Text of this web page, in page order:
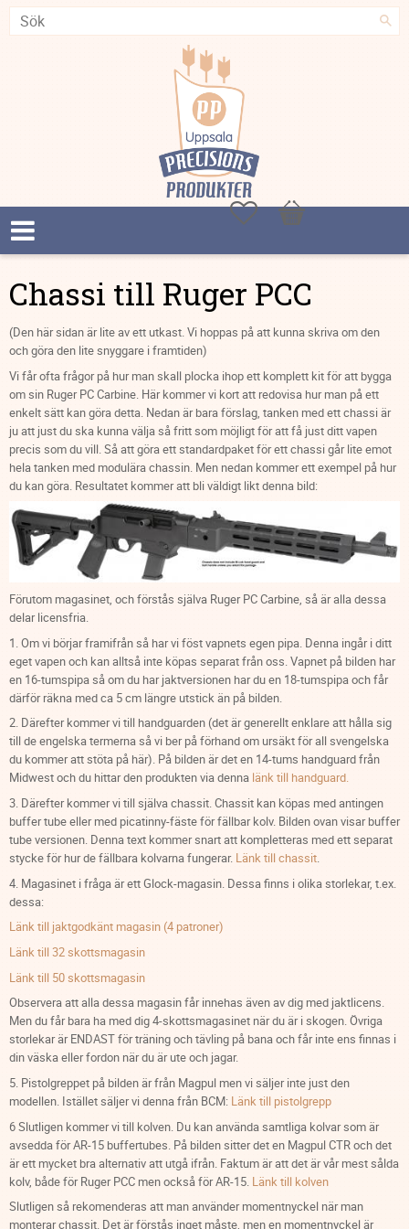
FavoriterKundvagn
Chassi till Ruger PCC
(Den här sidan är lite av ett utkast. Vi hoppas på att kunna skriva om den
och göra den lite snyggare i framtiden)
Vi får ofta frågor på hur man skall plocka ihop ett komplett kit för att bygga
om sin Ruger PC Carbine. Här kommer vi kort att redovisa hur man på ett
enkelt sätt kan göra detta. Nedan är bara förslag, tanken med ett chassi är
ju att just du ska kunna välja så fritt som möjligt för att få just ditt vapen
precis som du vill. Så att göra ett standardpaket för ett chassi går lite emot
hela tanken med modulära chassin. Men nedan kommer ett exempel på hur
du kan göra. Resultatet kommer att bli väldigt likt denna bild:
Förutom magasinet, och förstås själva Ruger PC Carbine, så är alla dessa
delar licensfria.
1. Om vi börjar framifrån så har vi föst vapnets egen pipa. Denna ingår i ditt
eget vapen och kan alltså inte köpas separat från oss. Vapnet på bilden har
en 16-tumspipa så om du har jaktversionen har du en 18-tumspipa och får
därför räkna med ca 5 cm längre utstick än på bilden.
2. Därefter kommer vi till handguarden (det är generellt enklare att hålla sig
till de engelska termerna så vi ber på förhand om ursäkt för all svengelska
du kommer att stöta på här). På bilden är det en 14-tums handguard från
Midwest och du hittar den produkten via denna länk till handguard.
3. Därefter kommer vi till själva chassit. Chassit kan köpas med antingen
buffer tube eller med picatinny-fäste för fällbar kolv. Bilden ovan visar buffer
tube versionen. Denna text kommer snart att kompletteras med ett separat
stycke för hur de fällbara kolvarna fungerar. Länk till chassit.
4. Magasinet i fråga är ett Glock-magasin. Dessa finns i olika storlekar, t.ex.
dessa:
Länk till jaktgodkänt magasin (4 patroner)
Länk till 32 skottsmagasin
Länk till 50 skottsmagasin
Observera att alla dessa magasin får innehas även av dig med jaktlicens.
Men du får bara ha med dig 4-skottsmagasinet när du är i skogen. Övriga
storlekar är ENDAST för träning och tävling på bana och får inte ens finnas i
din väska eller fordon när du är ute och jagar.
5. Pistolgreppet på bilden är från Magpul men vi säljer inte just den
modellen. Istället säljer vi denna från BCM: Länk till pistolgrepp
6 Slutligen kommer vi till kolven. Du kan använda samtliga kolvar som är
avsedda för AR-15 buffertubes. På bilden sitter det en Magpul CTR och det
är ett mycket bra alternativ att utgå ifrån. Faktum är att det är vår mest sålda
kolv, både för Ruger PCC men också för AR-15. Länk till kolven
Slutligen så rekomenderas att man använder momentnyckel när man
monterar chassit. Det är förstås inget måste, men en momentnyckel är